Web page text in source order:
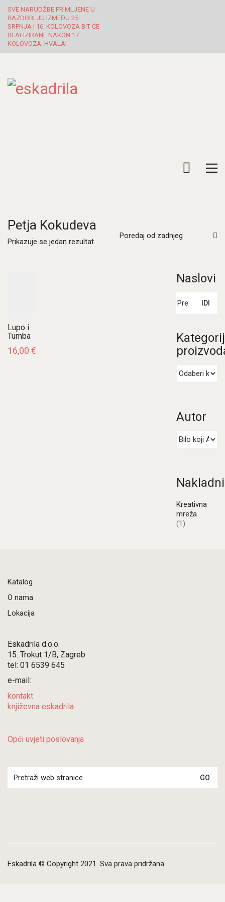
SVE NARUDŽBE PRIMLJENE U
RAZDOBLJU IZMEĐU 25.
SRPNJA I 16. KOLOVOZA BIT ĆE
REALIZIRANE NAKON 17.
KOLOVOZA. HVALA!
Petja Kokudeva
Prikazuje se jedan rezultat
Poredaj od zadnjeg
Lupo i
Tumba
16,00 €
Naslovi
IDI
Autor
Kreativna
mreža
(1)
Katalog
O nama
Lokacija
Eskadrila d.o.o.
15. Trokut 1/B, Zagreb
tel: 01 6539 645
e-mail:
kontakt
književna eskadrila
Opći uvjeti poslovanja
for:
Eskadrila © Copyright 2021. Sva prava pridržana.